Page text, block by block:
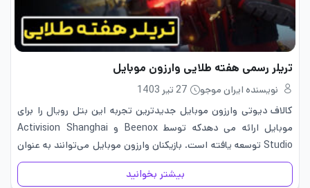
تریلر رسمی هفته طلایی وارزون موبایل
نویسنده ایران موجو
27 تیر 1403
کالاف دیوتی وارزون موبایل جدیدترین تجربه این بتل رویال را برای
موبایل ارائه می دهدکه توسط Beenox و Activision Shanghai
Studio توسعه یافته است. بازیکنان وارزون موبایل می‌توانند به عنوان
بخشی از هفته طلایی وارزون موبایل محتوای جدیدی مانند
Lockwood…
بیشتر بخوانید